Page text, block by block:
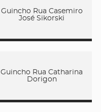
Guincho Rua Casemiro
José Sikorski
Guincho Rua Catharina
Dorigon